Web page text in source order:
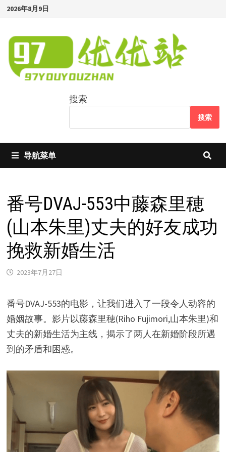
Skip
content
2026年8月9日
搜索
搜索
导航菜单
番号DVAJ-553中藤森里穂
(山本朱里)丈夫的好友成功
挽救新婚生活
2023年7月27日
番号DVAJ-553的电影，让我们进入了一段令人动容的
婚姻故事。影片以藤森里穂(Riho Fujimori,山本朱里)和
丈夫的新婚生活为主线，揭示了两人在新婚阶段所遇
到的矛盾和困惑。